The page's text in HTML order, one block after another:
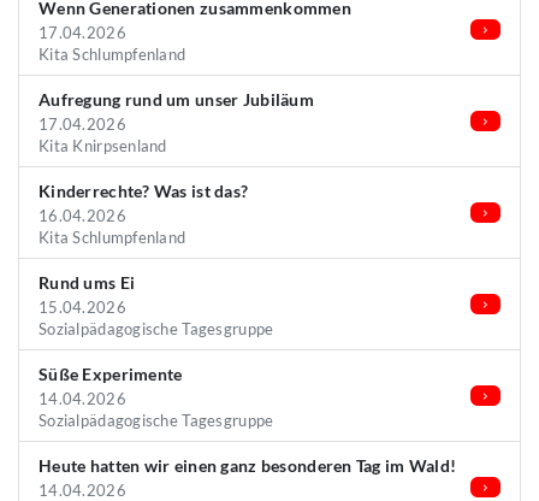
Wenn Generationen zusammenkommen
17.04.2026
Kita Schlumpfenland
Aufregung rund um unser Jubiläum
17.04.2026
Kita Knirpsenland
Kinderrechte? Was ist das?
16.04.2026
Kita Schlumpfenland
Rund ums Ei
15.04.2026
Sozialpädagogische Tagesgruppe
Süße Experimente
14.04.2026
Sozialpädagogische Tagesgruppe
Heute hatten wir einen ganz besonderen Tag im Wald!
14.04.2026